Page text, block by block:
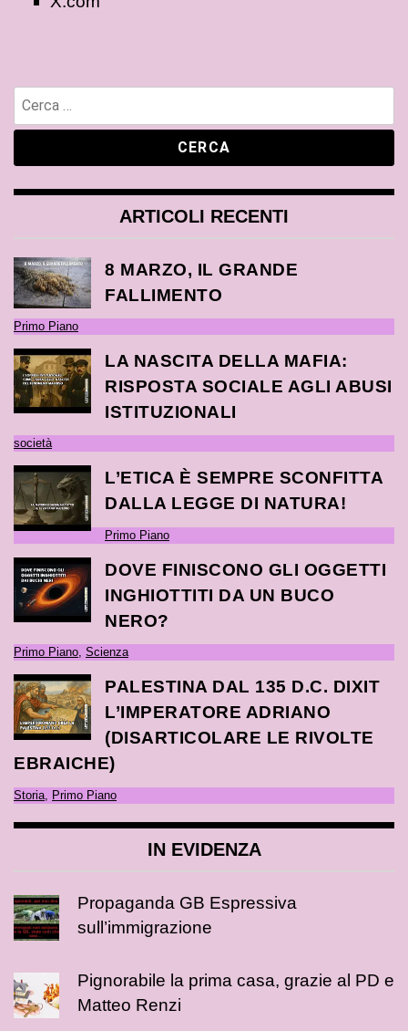
ARTICOLI RECENTI
8 MARZO, IL GRANDE
FALLIMENTO
Primo Piano
LA NASCITA DELLA MAFIA:
RISPOSTA SOCIALE AGLI ABUSI
ISTITUZIONALI
società
L’ETICA È SEMPRE SCONFITTA
DALLA LEGGE DI NATURA!
Primo Piano
DOVE FINISCONO GLI OGGETTI
INGHIOTTITI DA UN BUCO
NERO?
Primo Piano, Scienza
PALESTINA DAL 135 D.C. DIXIT
L’IMPERATORE ADRIANO
(DISARTICOLARE LE RIVOLTE
EBRAICHE)
Storia Primo Piano
IN EVIDENZA
Propaganda GB Espressiva
sull’immigrazione
Pignorabile la prima casa, grazie al PD e
Matteo Renzi